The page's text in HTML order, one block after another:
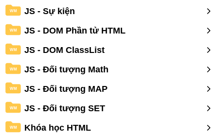
WM JS - Sự kiện
WM JS - DOM Phần tử HTML
WM JS - DOM ClassList
WM JS - Đối tượng Math
WM JS - Đối tượng MAP
WM JS - Đối tượng SET
WM Khóa học HTML